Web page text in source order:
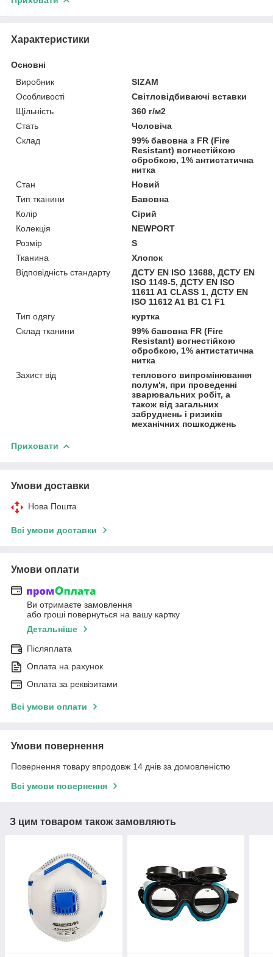
Характеристики
Основні
Виробник
SIZAM
Особливості
Світловідбиваючі вставки
Щільність
360 г/м2
Стать
Чоловіча
Склад
99% бавовна з FR (Fire
Resistant) вогнестійкою
обробкою, 1% антистатична
нитка
Стан
Новий
Тип тканини
Бавовна
Колір
Сірий
Колекція
NEWPORT
Розмір
S
Тканина
Хлопок
Відповідність стандарту
ДСТУ EN ISO 13688, ДСТУ EN
ISO 1149-5, ДСТУ EN ISO
11611 A1 CLASS 1, ДСТУ EN
ISO 11612 A1 B1 C1 F1
Тип одягу
куртка
Склад тканини
99% бавовна FR (Fire
Resistant) вогнестійкою
обробкою, 1% антистатична
нитка
Захист від
теплового випромінювання
полум'я, при проведенні
зварювальних робіт, а
також від загальних
забруднень і ризиків
механічних пошкоджень
Приховати
Умови доставки
Нова Пошта
Всі умови доставки
Умови оплати
Ви отримаєте замовлення
або гроші повернуться на вашу картку
Детальніше
Післяплата
Оплата на рахунок
Оплата за реквізитами
Всі умови оплати
Умови повернення
Повернення товару впродовж 14 днів за домовленістю
Всі умови повернення
З цим товаром також замовляють